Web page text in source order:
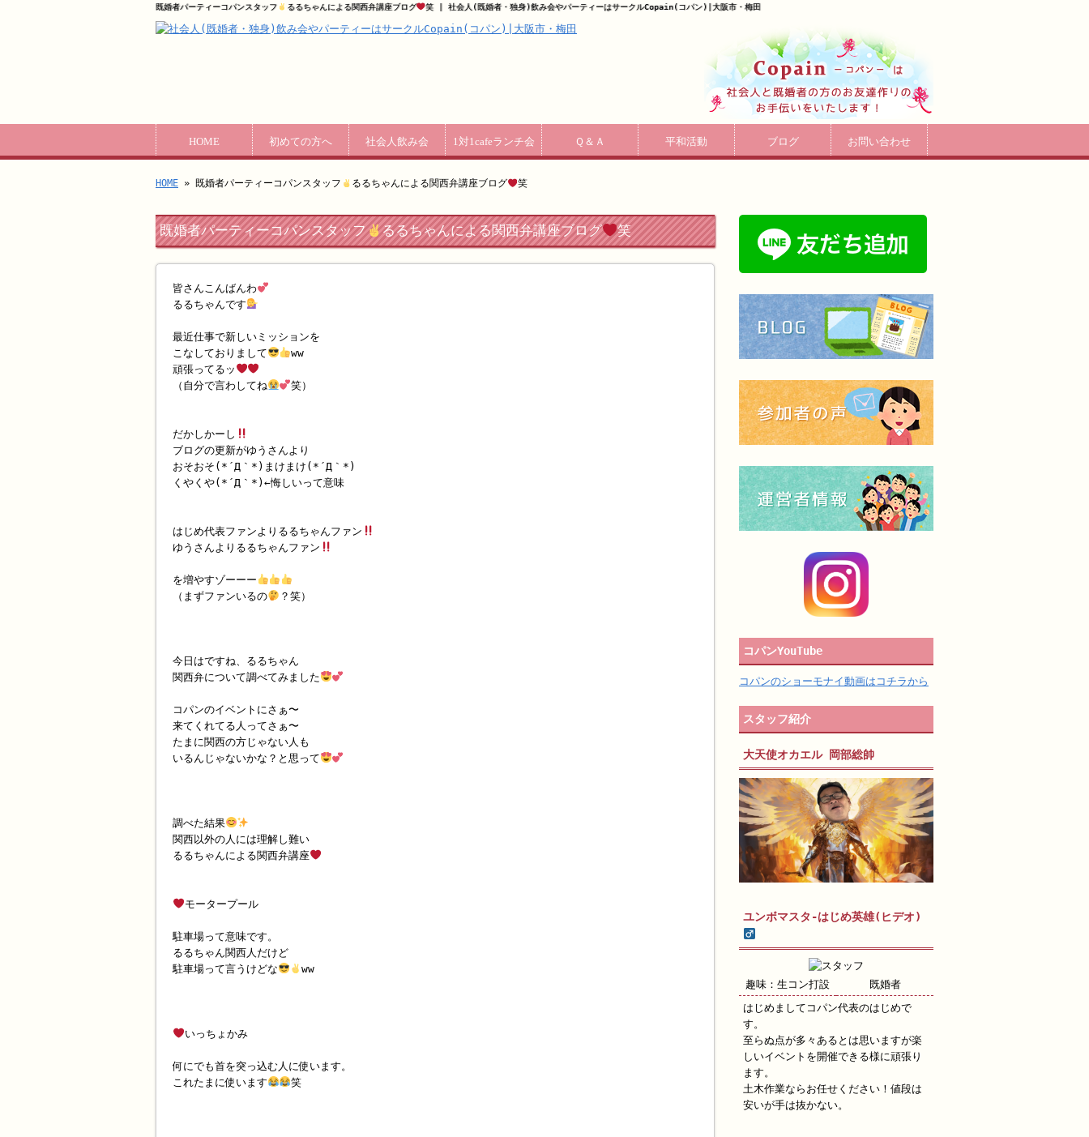
既婚者パーティーコパンスタッフ るるちゃんによる関西弁講座ブログ 笑 | 社会人(既婚者・独身)飲み会やパーティーはサークルCopain(コパン)|大阪市・梅田
HOME 初めての方へ 社会人飲み会 1対1cafeランチ会 Ｑ＆Ａ 平和活動 ブログ お問い合わせ
HOME » 既婚者パーティーコパンスタッフ るるちゃんによる関西弁講座ブログ 笑
既婚者パーティーコパンスタッフ るるちゃんによる関西弁講座ブログ 笑
皆さんこんばんわ
るるちゃんです
最近仕事で新しいミッションを
こなしておりまして
ww
頑張ってるッ
（自分で言わしてね
笑）
だかしかーし
ブログの更新がゆうさんより
おそおそ(*´Д｀*)まけまけ(*´Д｀*)
くやくや(*´Д｀*)←悔しいって意味
はじめ代表ファンよりるるちゃんファン
ゆうさんよりるるちゃんファン
を増やすゾーーー
（まずファンいるの
？笑）
今日はですね、るるちゃん
関西弁について調べてみました
コパンのイベントにさぁ〜
来てくれてる人ってさぁ〜
たまに関西の方じゃない人も
いるんじゃないかな？と思って
調べた結果
関西以外の人には理解し難い
るるちゃんによる関西弁講座
モータープール
駐車場って意味です。
るるちゃん関西人だけど
駐車場って言うけどな
ww
いっちょかみ
何にでも首を突っ込む人に使います。
これたまに使います
笑
コパンYouTube
コパンのショーモナイ動画はコチラから
スタッフ紹介
大天使オカエル 岡部総帥
ユンボマスタ-はじめ英雄(ヒデオ)
趣味：生コン打設
既婚者
はじめましてコパン代表のはじめで
す。
至らぬ点が多々あるとは思いますが楽
しいイベントを開催できる様に頑張り
ます。
土木作業ならお任せください！値段は
安いが手は抜かない。